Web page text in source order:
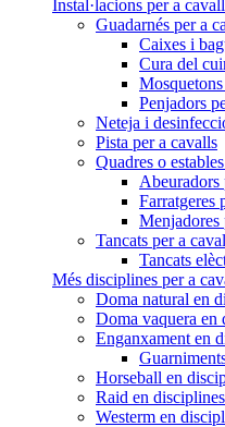
Instal·lacions per a
Guadarnés per a
Caixes i
Cura del
Penjadors
Neteja i
Pista per a cavalls
Quadres o
Abeuradors
Farratgeres
Menjadores
Tancats per a
Tancats
Més disciplines per a
Doma natural en
Doma vaquera en
Enganxament en
Horseball en
Raid en
Westerm en